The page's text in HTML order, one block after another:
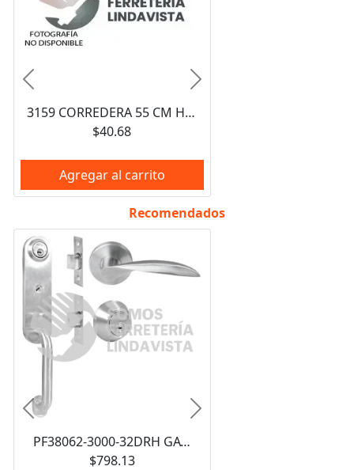
3159 CORREDERA 55 CM HANDYHOME
$40.68
Agregar al carrito
Anterior Siguiente
Recomendados
PF38062-3000-32DRH GATILLO MESSINA PARA ENTRADA FUNCION DOBLE, DERECHA, EN CAJA PROFORZA
$798.13
Anterior Siguiente